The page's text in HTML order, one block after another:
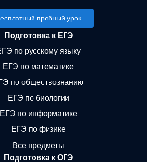
пробный урок
Подготовка к ЕГЭ
по русскому языку
ЕГЭ по математике
по обществознанию
ЕГЭ по биологии
ЕГЭ по информатике
ЕГЭ по физике
Все предметы
Подготовка к ОГЭ